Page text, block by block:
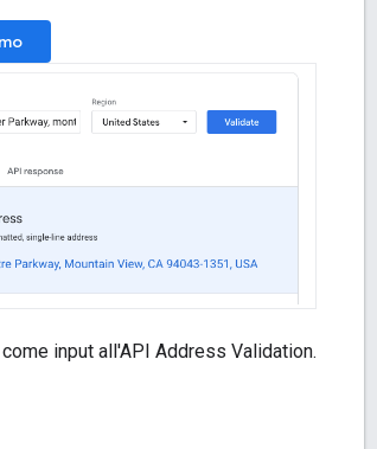
input all'API Address Validation.